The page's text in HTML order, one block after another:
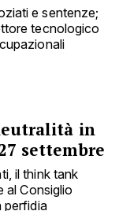
e sentenze;
tecnologico
in
settembre
il think tank
al Consiglio
perfidia